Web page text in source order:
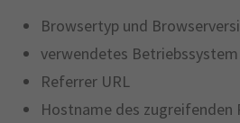
Browsertyp und
verwendetes Betriebssystem
Referrer URL
Hostname des zugreifenden